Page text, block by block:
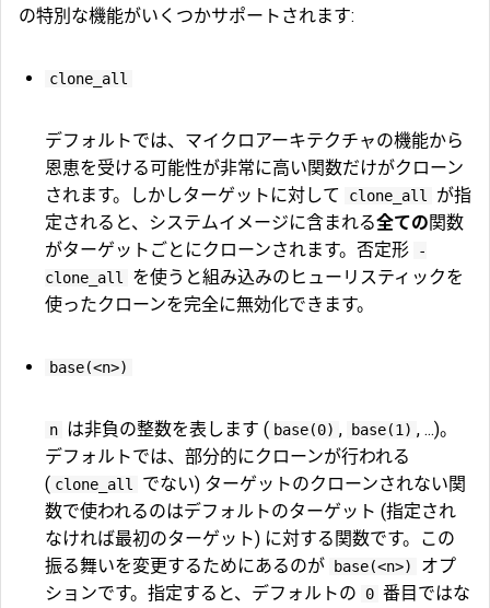
の特別な機能がいくつかサポートされます:
clone_all
デフォルトでは、マイクロアーキテクチャの機能から
恩恵を受ける可能性が非常に高い関数だけがクローン
されます。しかしターゲットに対して
clone_all
が指
定されると、システムイメージに含まれる全ての関数
がターゲットごとにクローンされます。否定形
-
clone_all
を使うと組み込みのヒューリスティックを
使ったクローンを完全に無効化できます。
base(<n>)
n は非負の整数を表します ( base(0) , base(1) , ...)。
デフォルトでは、部分的にクローンが行われる
( clone_all
でない) ターゲットのクローンされない関
数で使われるのはデフォルトのターゲット (指定され
なければ最初のターゲット) に対する関数です。この
振る舞いを変更するためにあるのが base(<n>)
オプ
ションです。指定すると、デフォルトの
0 番目ではな